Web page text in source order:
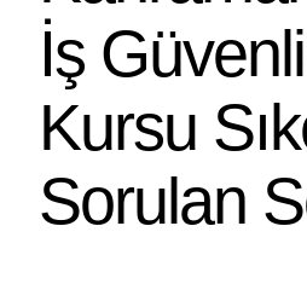
İş
Kursu
Sorulan